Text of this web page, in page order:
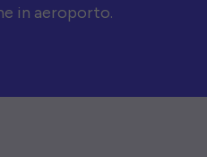
in aeroporto.